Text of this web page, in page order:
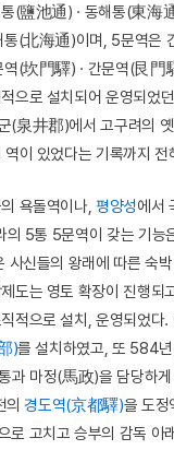
(鹽池通) · 동해통(東海
(北海通)이며, 5문역은
역(坎門驛) · 간문역(艮門
으로 설치되어 운영되었
(泉井郡)에서 고구려의
이 있었다는 기록까지 전
욕돌역이나,평양성에서
의 5통 5문역이 갖는 기능
사신들의 왕래에 따른 숙
도는 영토 확장이 진행되
적으로 설치, 운영되었다
)를 설치하였고, 또 584
과 마정(馬政)을 담당하게
의경도역(京都驛)을 도
로 고치고 승부의 감독 아